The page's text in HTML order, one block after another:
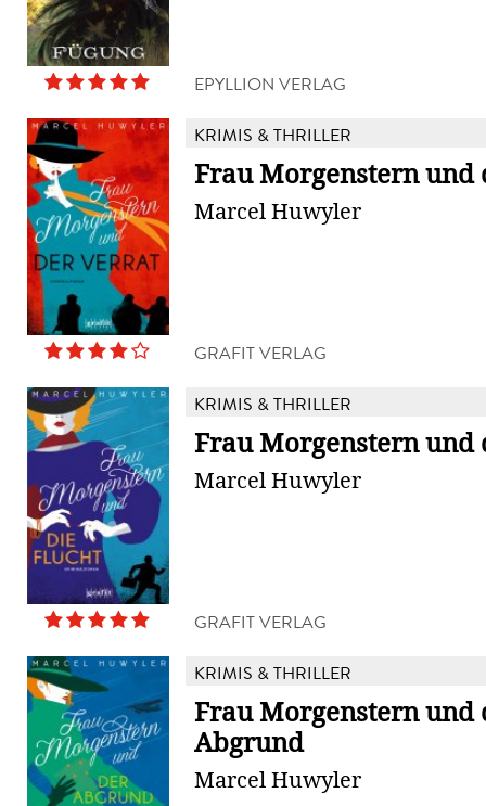
EPYLLION VERLAG
KRIMIS & THRILLER
Frau Morgenstern und
Marcel Huwyler
GRAFIT VERLAG
KRIMIS & THRILLER
Frau Morgenstern und
Marcel Huwyler
GRAFIT VERLAG
KRIMIS & THRILLER
Frau Morgenstern und
Abgrund
Marcel Huwyler